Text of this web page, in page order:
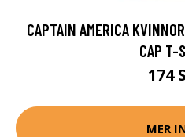
CAPTAIN AMERICA
CAP T-
174
MER